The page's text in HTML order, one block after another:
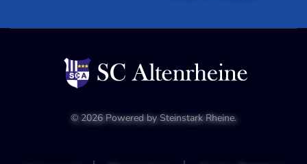
© 2026Powered bySteinstark Rheine.